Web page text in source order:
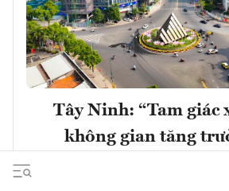
Tây Ninh: “Tam giác
không gian tăng